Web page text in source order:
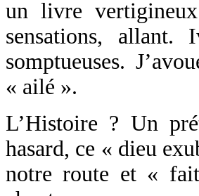
un livre
sensations, allant.
somptueuses.
« ailé ».
L’Histoire ? Un
hasard, ce « dieu
notre route et «